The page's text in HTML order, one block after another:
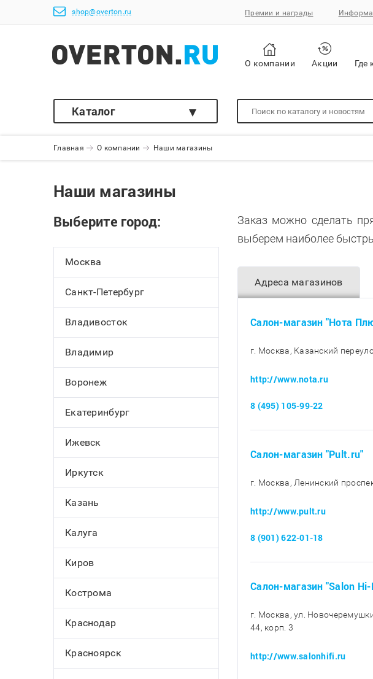
shop@overton.ru Премии и награды
О компании Акции Где
Каталог
Главная О компании Наши магазины
Наши магазины
Выберите город:
Москва
Санкт-Петербург
Владивосток
Владимир
Воронеж
Екатеринбург
Ижевск
Иркутск
Казань
Калуга
Киров
Кострома
Краснодар
Красноярск
Заказ можно сделать
выберем наиболее
Адреса магазинов
Салон-магазин "Нота
г. Москва, Казанский
http://www.nota.ru
8 (495) 105-99-22
Салон-магазин "Pult.ru"
г. Москва, Ленинский
http://www.pult.ru
8 (901) 622-01-18
Салон-магазин "Salon Hi-
г. Москва, ул.
44, корп. 3
http://www.salonhifi.ru